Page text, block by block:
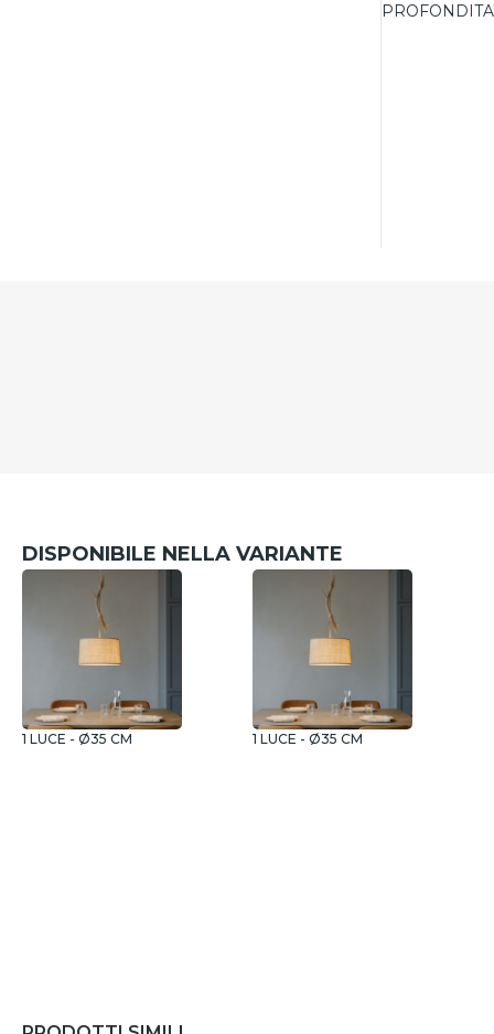
DISPONIBILE NELLA VARIANTE
1 LUCE - Ø35 CM 1 LUCE - Ø35 CM